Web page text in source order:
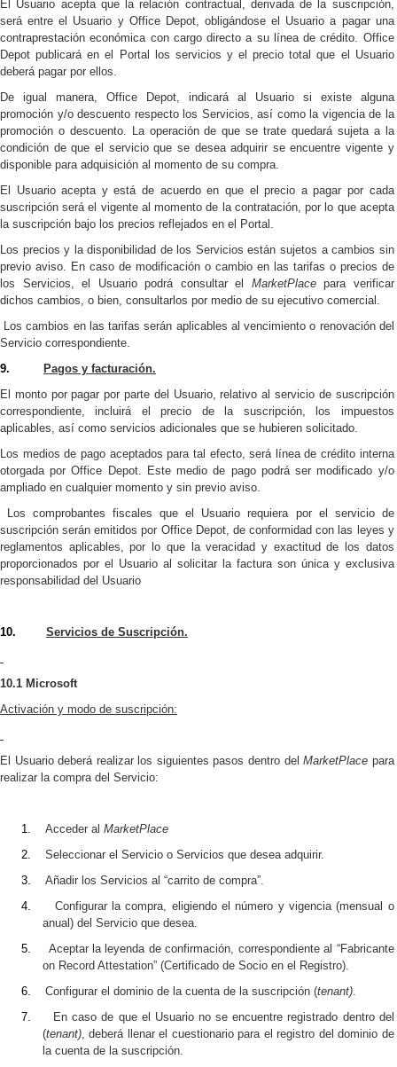
El Usuario acepta que la relación contractual, derivada de la suscripción,
será entre el Usuario y Office Depot, obligándose el Usuario a pagar una
contraprestación económica con cargo directo a su línea de crédito. Office
Depot publicará en el Portal los servicios y el precio total que el Usuario
deberá pagar por ellos.
De igual manera, Office Depot, indicará al Usuario si existe alguna
promoción y/o descuento respecto los Servicios, así como la vigencia de la
promoción o descuento. La operación de que se trate quedará sujeta a la
condición de que el servicio que se desea adquirir se encuentre vigente y
disponible para adquisición al momento de su compra.
El Usuario acepta y está de acuerdo en que el precio a pagar por cada
suscripción será el vigente al momento de la contratación, por lo que acepta
la suscripción bajo los precios reflejados en el Portal.
Los precios y la disponibilidad de los Servicios están sujetos a cambios sin
previo aviso. En caso de modificación o cambio en las tarifas o precios de
los Servicios, el Usuario podrá consultar el MarketPlacepara verificar
dichos cambios, o bien, consultarlos por medio de su ejecutivo comercial.
Los cambios en las tarifas serán aplicables al vencimiento o renovación del
Servicio correspondiente.
9. Pagos y facturación.
El monto por pagar por parte del Usuario, relativo al servicio de suscripción
correspondiente, incluirá el precio de la suscripción, los impuestos
aplicables, así como servicios adicionales que se hubieren solicitado.
Los medios de pago aceptados para tal efecto, será línea de crédito interna
otorgada por Office Depot. Este medio de pago podrá ser modificado y/o
ampliado en cualquier momento y sin previo aviso.
Los comprobantes fiscales que el Usuario requiera por el servicio de
suscripción serán emitidos por Office Depot, de conformidad con las leyes y
reglamentos aplicables, por lo que l a veracidad y exactitud de los datos
proporcionados por el Usuario al solicitar la factura son única y exclusiva
responsabilidad del Usuario
10. Servicios de Suscripción.
10.1 Microsoft
Activación y modo de suscripción:
El Usuario deberá realizar los siguientes pasos dentro delMarketPlace para
realizar la compra del Servicio:
1. Acceder al MarketPlace
2. Seleccionar el Servicio o Servicios que desea adquirir.
3. Añadir los Servicios al “carrito de compra”.
4.
Configurar la compra, eligiendo el número y vigencia (mensual o
anual) del Servicio que desea.
5.
Aceptar la leyenda de confirmación, correspondiente al “Fabricante
on Record Attestation” (Certificado de Socio en el Registro).
6. Configurar el dominio de la cuenta de la suscripción (tenant).
7.
En caso de que el Usuario no se encuentre registrado dentro del
(tenant), deberá llenar el cuestionario para el registro del dominio de
la cuenta de la suscripción.